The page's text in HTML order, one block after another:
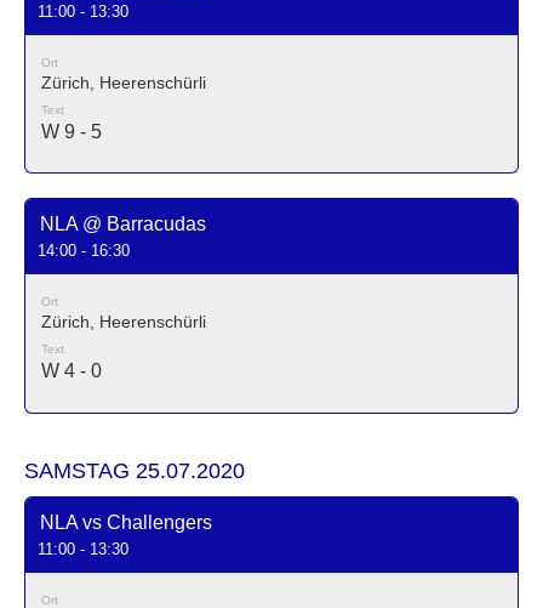
11:00 - 13:30
Ort
Zürich, Heerenschürli
Text
W 9 - 5
NLA @ Barracudas
14:00 - 16:30
Ort
Zürich, Heerenschürli
Text
W 4 - 0
SAMSTAG 25.07.2020
NLA vs Challengers
11:00 - 13:30
Ort